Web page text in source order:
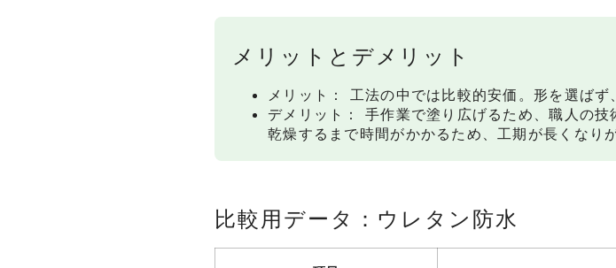
メリットとデメリット
メリット： 工法の中では比較的安価。形を選ばず
デメリット： 手作業で塗り広げるため、職人の
乾燥するまで時間がかかるため、工期が長くなり
比較用データ：ウレタン防水